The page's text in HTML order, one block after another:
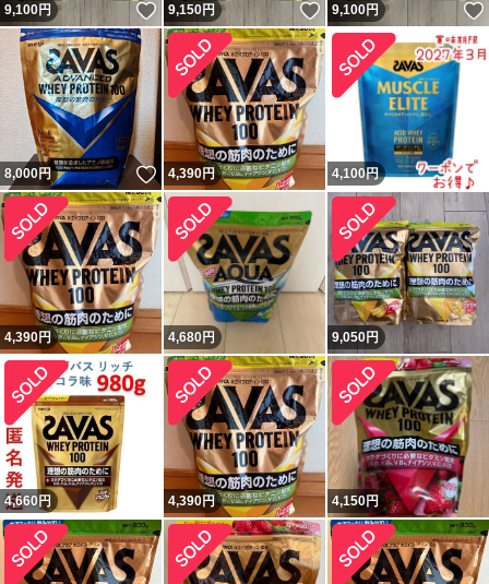
9,100円 いいね！
9,150円 いいね！
9,100円
8,000円 いいね！
4,390円 4,100円
4,390円 4,680円 9,050円
4,660円 4,390円 4,150円